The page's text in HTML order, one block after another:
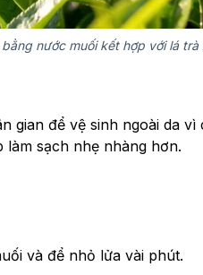
nước muối kết hợp với lá trà
gian để vệ sinh ngoài da
sạch nhẹ nhàng hơn.
và để nhỏ lửa vài phút.